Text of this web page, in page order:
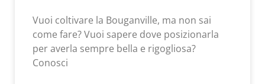
Vuoi coltivare la Bouganville, ma non sai
come fare? Vuoi sapere dove posizionarla
per averla sempre bella e rigogliosa?
Conosci